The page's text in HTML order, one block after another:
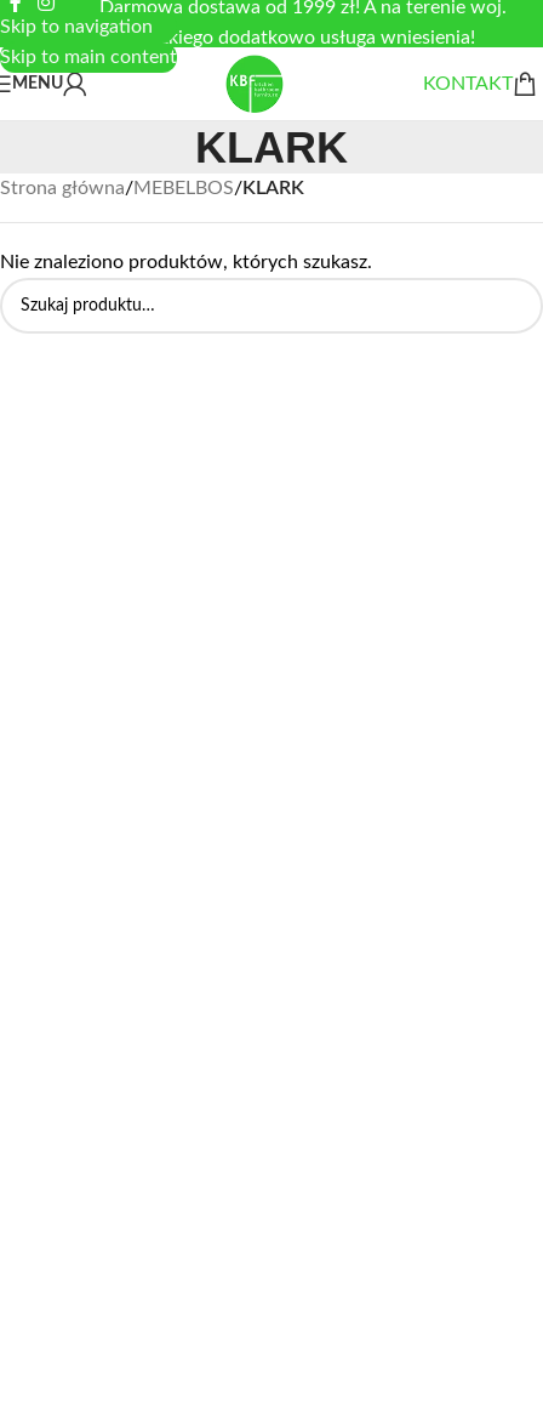
Skip to navigation
Skip to main content
Darmowa dostawa od 1999 zł! A na terenie woj.
łódzkiego dodatkowo usługa wniesienia!
MENU KONTAKT
KLARK
Strona główna/MEBELBOS/KLARK
Nie znaleziono produktów, których szukasz.